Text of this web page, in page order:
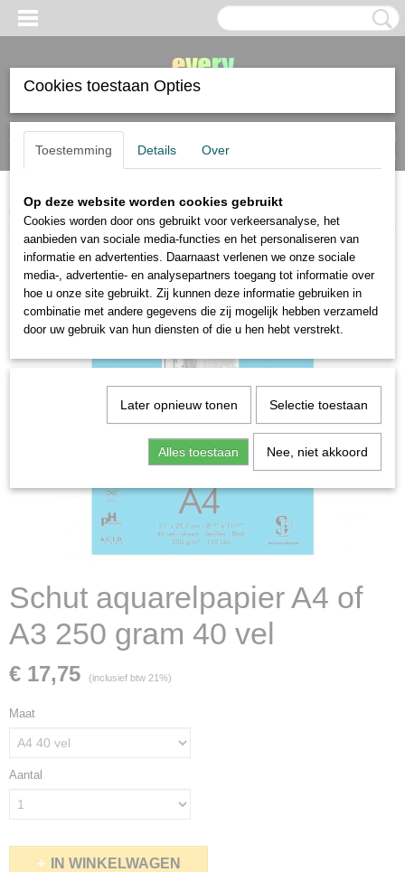
Inloggen Registreren
(0)
Home>Schut>Schut aquarelpapier A4 of A3 250 gram 40 vel
Schut aquarelpapier A4 of
A3 250 gram 40 vel
€ 17,75 (inclusief btw 21%)
Maat
Aantal
IN WINKELWAGEN
Cookies toestaan Opties
Toestemming Details Over
Op deze website worden cookies gebruikt
Cookies worden door ons gebruikt voor verkeersanalyse, het
aanbieden van sociale media-functies en het personaliseren van
informatie en advertenties. Daarnaast verlenen we onze sociale
media-, advertentie- en analysepartners toegang tot informatie over
hoe u onze site gebruikt. Zij kunnen deze informatie gebruiken in
combinatie met andere gegevens die zij mogelijk hebben verzameld
door uw gebruik van hun diensten of die u hen hebt verstrekt.
Later opnieuw tonen Selectie toestaan
Alles toestaan Nee, niet akkoord